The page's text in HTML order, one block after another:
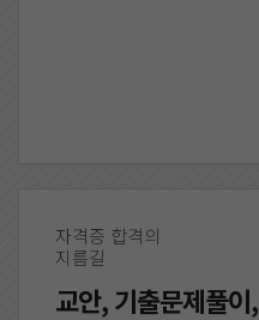
자격증 합격의
지름길
교안, 기출문제풀이,